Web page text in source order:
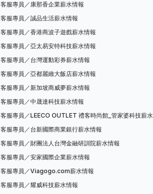
客服專員／康那香企業薪水情報
客服專員／誠品生活薪水情報
客服專員／香港商波子遊戲薪水情報
客服專員／亞太易安特科技薪水情報
客服專員／台灣運動彩券薪水情報
客服專員／亞都麗緻大飯店薪水情報
客服專員／新加坡商威夢薪水情報
客服專員／中晟達科技薪水情報
客服專員／LEECO OUTLET 禮客時尚館_管家婆科技薪
客服專員／台新國際商業銀行薪水情報
客服專員／財團法人台灣金融研訓院薪水情報
客服專員／安家國際企業薪水情報
客服專員／Viagogo.com薪水情報
客服專員／耀威科技薪水情報